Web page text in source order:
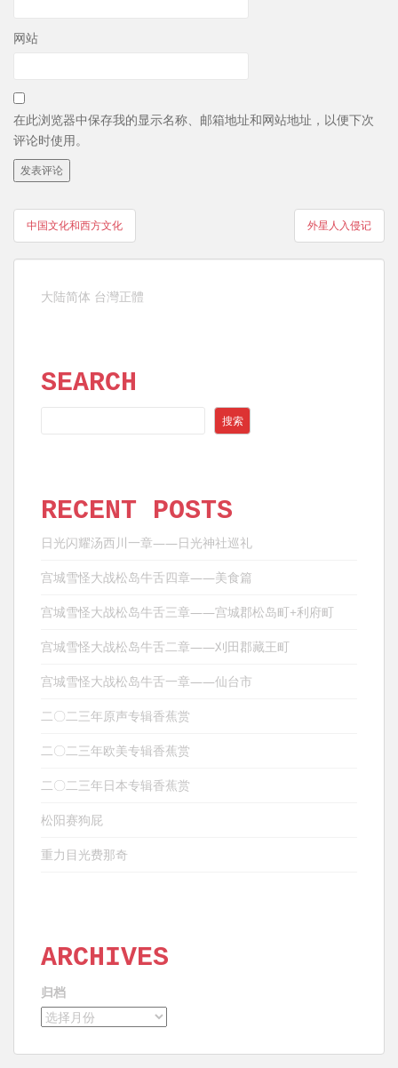
网站
在此浏览器中保存我的显示名称、邮箱地址和网站地址，以便下次
评论时使用。
文
章
导
中国文化和西方文化 外星人入侵记
大陆简体 台灣正體
SEARCH
搜索
RECENT POSTS
日光闪耀汤西川一章——日光神社巡礼
宫城雪怪大战松岛牛舌四章——美食篇
宫城雪怪大战松岛牛舌三章——宫城郡松岛町+利府町
宫城雪怪大战松岛牛舌二章——刈田郡藏王町
宫城雪怪大战松岛牛舌一章——仙台市
二〇二三年原声专辑香蕉赏
二〇二三年欧美专辑香蕉赏
二〇二三年日本专辑香蕉赏
松阳赛狗屁
重力目光费那奇
ARCHIVES
归档